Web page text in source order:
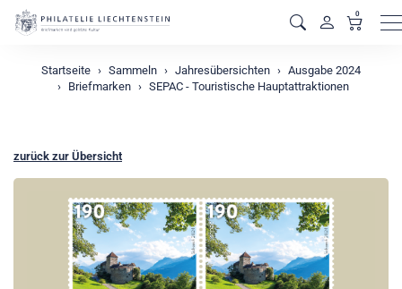
0
Startseite Sammeln Jahresübersichten
Ausgabe 2024
Briefmarken
SEPAC - Touristische Hauptattraktionen
zurück zur Übersicht